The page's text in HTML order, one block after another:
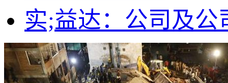
实;益达：公司及